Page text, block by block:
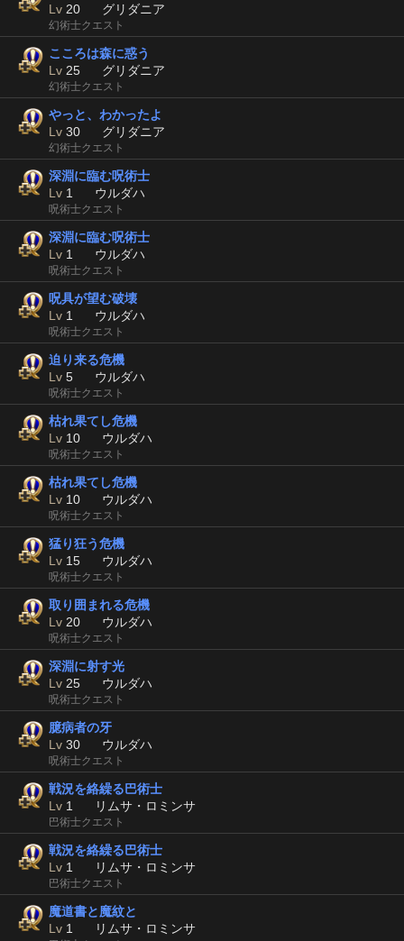
Lv 20 グリダニア
幻術士クエスト
こころは森に惑う
Lv 25 グリダニア
幻術士クエスト
やっと、わかったよ
Lv 30 グリダニア
幻術士クエスト
深淵に臨む呪術士
Lv 1 ウルダハ
呪術士クエスト
深淵に臨む呪術士
Lv 1 ウルダハ
呪術士クエスト
呪具が望む破壊
Lv 1 ウルダハ
呪術士クエスト
迫り来る危機
Lv 5 ウルダハ
呪術士クエスト
枯れ果てし危機
Lv 10 ウルダハ
呪術士クエスト
枯れ果てし危機
Lv 10 ウルダハ
呪術士クエスト
猛り狂う危機
Lv 15 ウルダハ
呪術士クエスト
取り囲まれる危機
Lv 20 ウルダハ
呪術士クエスト
深淵に射す光
Lv 25 ウルダハ
呪術士クエスト
臆病者の牙
Lv 30 ウルダハ
呪術士クエスト
戦況を絡繰る巴術士
Lv 1 リムサ・ロミンサ
巴術士クエスト
戦況を絡繰る巴術士
Lv 1 リムサ・ロミンサ
巴術士クエスト
魔道書と魔紋と
Lv 1 リムサ・ロミンサ